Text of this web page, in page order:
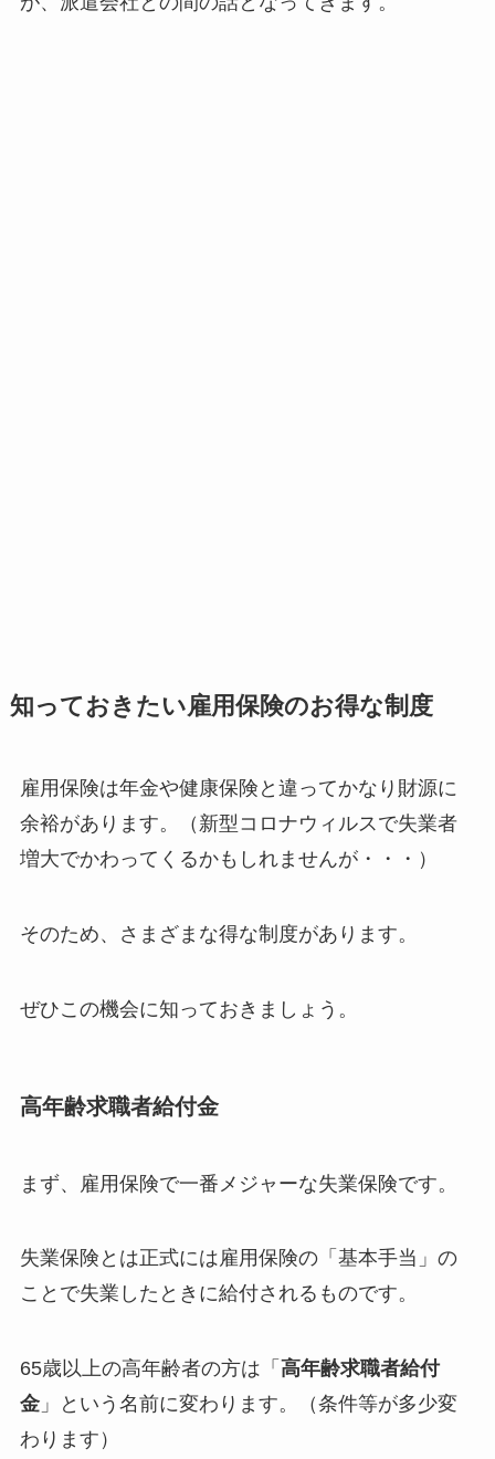
知っておきたい雇用保険のお得な制度
雇用保険は年金や健康保険と違ってかなり財源に
余裕があります。（新型コロナウィルスで失業者
増大でかわってくるかもしれませんが・・・）
そのため、さまざまな得な制度があります。
ぜひこの機会に知っておきましょう。
高年齢求職者給付金
まず、雇用保険で一番メジャーな失業保険です。
失業保険とは正式には雇用保険の「基本手当」の
ことで失業したときに給付されるものです。
65歳以上の高年齢者の方は「 高年齢求職者給付
金」という名前に変わります。（条件等が多少変
わります）